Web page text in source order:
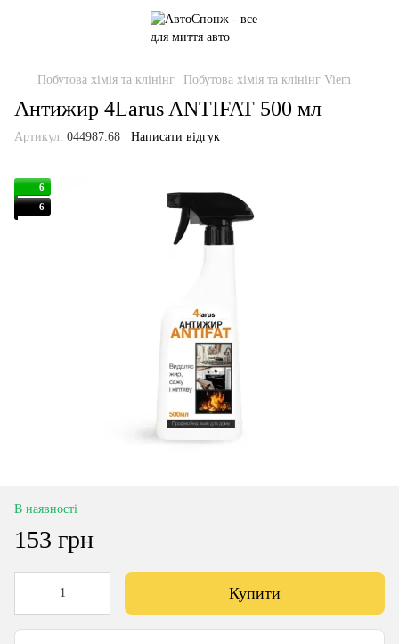
Побутова хімія та клінінг Побутова хімія та клінінг Viem
Антижир 4Larus ANTIFAT 500 мл
Артикул: 044987.68 Написати відгук
6
6
В наявності
153 грн
Купити